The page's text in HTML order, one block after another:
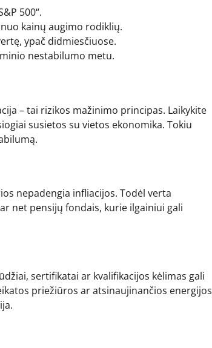
500“.
kainų augimo rodiklių.
ypač didmiesčiuose.
nestabilumo metu.
– tai rizikos mažinimo principas. Laikykite
susietos su vietos ekonomika. Tokiu
nepadengia infliacijos. Todėl verta
net pensijų fondais, kurie ilgainiui gali
sertifikatai ar kvalifikacijos kėlimas gali
priežiūros ar atsinaujinančios energijos